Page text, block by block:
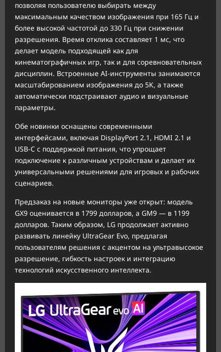
позволяя пользователю выбирать между
максимальным качеством изображения при 165 Гц и
более высокой частотой до 330 Гц при снижении
разрешения. Время отклика составляет 1 мс, что
делает модель подходящей как для
кинематографичных игр, так и для соревновательных
дисциплин. Встроенные AI-инструменты занимаются
масштабированием изображения до 5K, а также
автоматически подстраивают аудио и визуальные
параметры.
Обе новинки оснащены современными
интерфейсами, включая DisplayPort 2.1, HDMI 2.1 и
USB-C с поддержкой питания, что упрощает
подключение к различным устройствам и делает их
универсальными решениями для игровых и рабочих
сценариев.
Предзаказ на новые мониторы уже открыт: модель
GX9 оценивается в 1799 долларов, а GM9 — в 1199
долларов. Таким образом, LG продолжает активно
развивать линейку UltraGear Evo, предлагая
пользователям решения с акцентом на ультравысокое
разрешение, гибкость настроек и интеграцию
технологий искусственного интеллекта.